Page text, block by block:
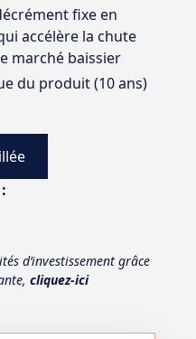
fixe en
accélère la chute
marché baissier
du produit (10 ans)
d’investissement grâce
cliquez-ici